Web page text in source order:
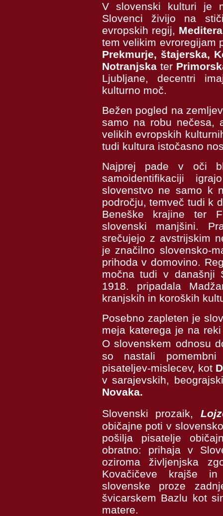
V slovenski kulturi je
Slovenci živijo na
evropskih regij,
tem velikim evroregijam
Prekmurje, štajerska,
Notranjska ter
Ljubljane, decentri
kulturno moč.
Bežen pogled na
samo na robu nečesa,
velikih evropskih
tudi kultura istočasno
Najprej pade v oči
samoidentifikaciji
slovenstvo ne samo k
področju, temveč tudi k
Beneške krajine ter
slovenski manjšini.
srečujejo z avstrijskim
je značilno slovensko-
prihoda v domovino.
močna tudi v
1918. pripadala
kranjskih in koroških
Posebno zapleten je
meja katerega je na
O slovenskem odnosu
so nastali
pisateljev-mislecev, kot
v sarajevskih,
Novaka.
Slovenski prozaik,
običajne poti v
pošilja pisatelje
obratno: prihaja v
oziroma življenjska
Kovačičeve krajše
slovenske proze
švicarskem Bazlu kot
matere.